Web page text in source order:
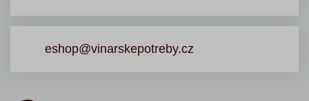
eshop@vinarskepotreby.cz